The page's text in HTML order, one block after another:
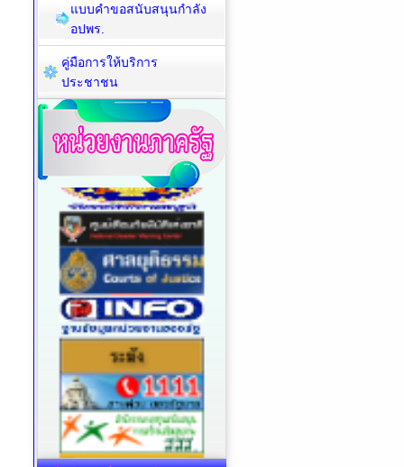
แบบคำขอสนับสนุนกำลัง
อปพร.
คู่มือการให้บริการ
ประชาชน